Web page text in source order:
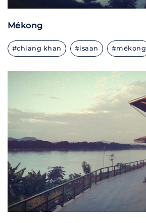
Mékong
#chiang khan #isaan #mékong